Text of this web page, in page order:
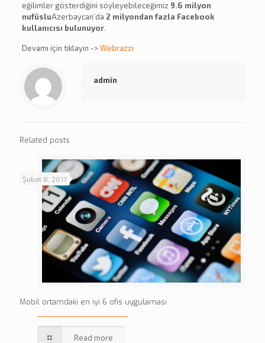
eğilimler gösterdiğini söyleyebileceğimiz 9.6 milyon
nufüsluAzerbaycan’da 2 milyondan fazla Facebook
kullanıcısı bulunuyor.
Devamı için tıklayın ->Webrazzi
admin
Related posts
Şubat 8, 2017
Mobil ortamdaki en iyi 6 ofis uygulaması
Read more